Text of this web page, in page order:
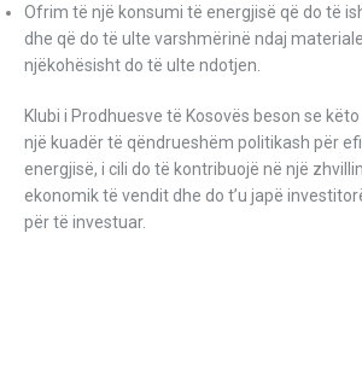
Ofrim të një konsumi të energjisë që do të
dhe që do të ulte varshmërinë ndaj
njëkohësisht do të ulte ndotjen.
Klubi i Prodhuesve të Kosovës beson se
një kuadër të qëndrueshëm politikash për
energjisë, i cili do të kontribuojë në një
ekonomik të vendit dhe do t’u japë
për të investuar.